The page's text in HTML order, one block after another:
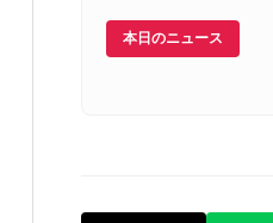
本日のニュース